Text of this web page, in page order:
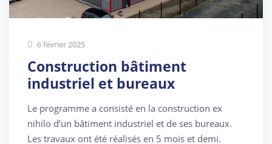
6 février 2025
Construction bâtiment
industriel et bureaux
Le programme a consisté en la construction ex
nihilo d’un bâtiment industriel et de ses bureaux.
Les travaux ont été réalisés en 5 mois et demi.